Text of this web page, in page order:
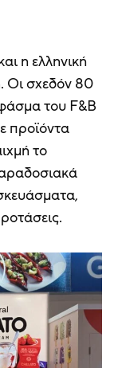
η ελληνική
Οι σχεδόν 80
του F&B
προϊόντα
το